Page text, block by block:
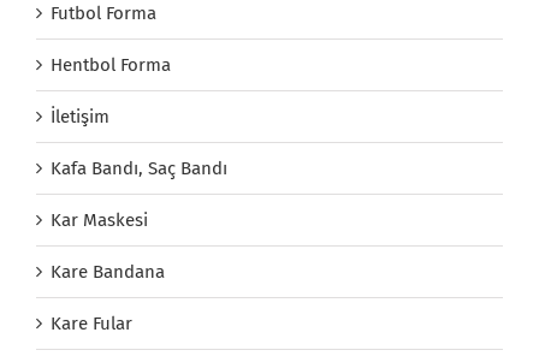
Futbol Forma
Hentbol Forma
İletişim
Kafa Bandı, Saç Bandı
Kar Maskesi
Kare Bandana
Kare Fular